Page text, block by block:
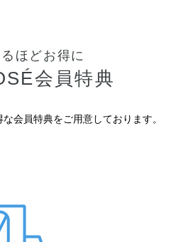
ほどお得に
会員特典
会員特典をご用意しております。